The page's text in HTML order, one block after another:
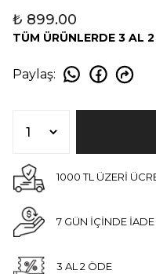
₺ 899.00
TÜM ÜRÜNLERDE 3 AL
Paylaş:
1000 TL ÜZERİ
7 GÜN İÇİNDE
3 AL 2 ÖDE